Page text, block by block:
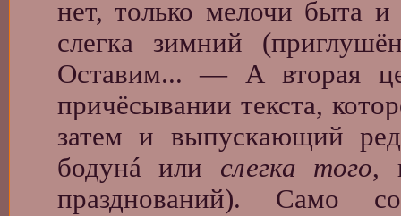
нет, только мелочи быта
слегка зимний
Оставим... — А вторая
причёсывании текста,
затем и выпускающий
бодунá или слегка того,
празднований). Само